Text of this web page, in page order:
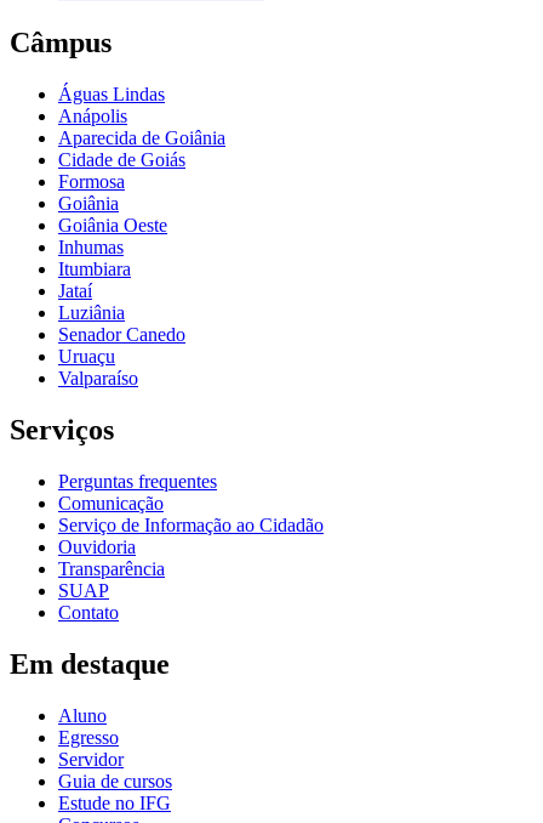
Câmpus
Águas Lindas
Anápolis
Aparecida de Goiânia
Cidade de Goiás
Formosa
Goiânia
Goiânia Oeste
Inhumas
Itumbiara
Jataí
Luziânia
Senador Canedo
Uruaçu
Valparaíso
Serviços
Perguntas frequentes
Comunicação
Serviço de Informação ao Cidadão
Ouvidoria
Transparência
SUAP
Contato
Em destaque
Aluno
Egresso
Servidor
Guia de cursos
Estude no IFG